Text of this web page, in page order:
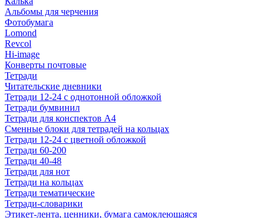
Альбомы для черчения
Фотобумага
Lomond
Revcol
Hi-image
Конверты почтовые
Тетради
Читательские дневники
Тетради 12-24 с однотонной обложкой
Тетради бумвинил
Тетради для конспектов А4
Сменные блоки для тетрадей на кольцах
Тетради 12-24 с цветной обложкой
Тетради 60-200
Тетради 40-48
Тетради для нот
Тетради на кольцах
Тетради тематические
Тетради-словарики
Этикет-лента, ценники, бумага самоклеющаяся